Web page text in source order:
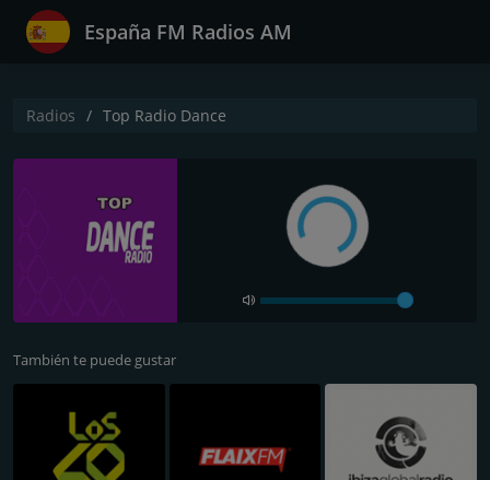
España FM Radios AM
Radios Top Radio Dance
También te puede gustar